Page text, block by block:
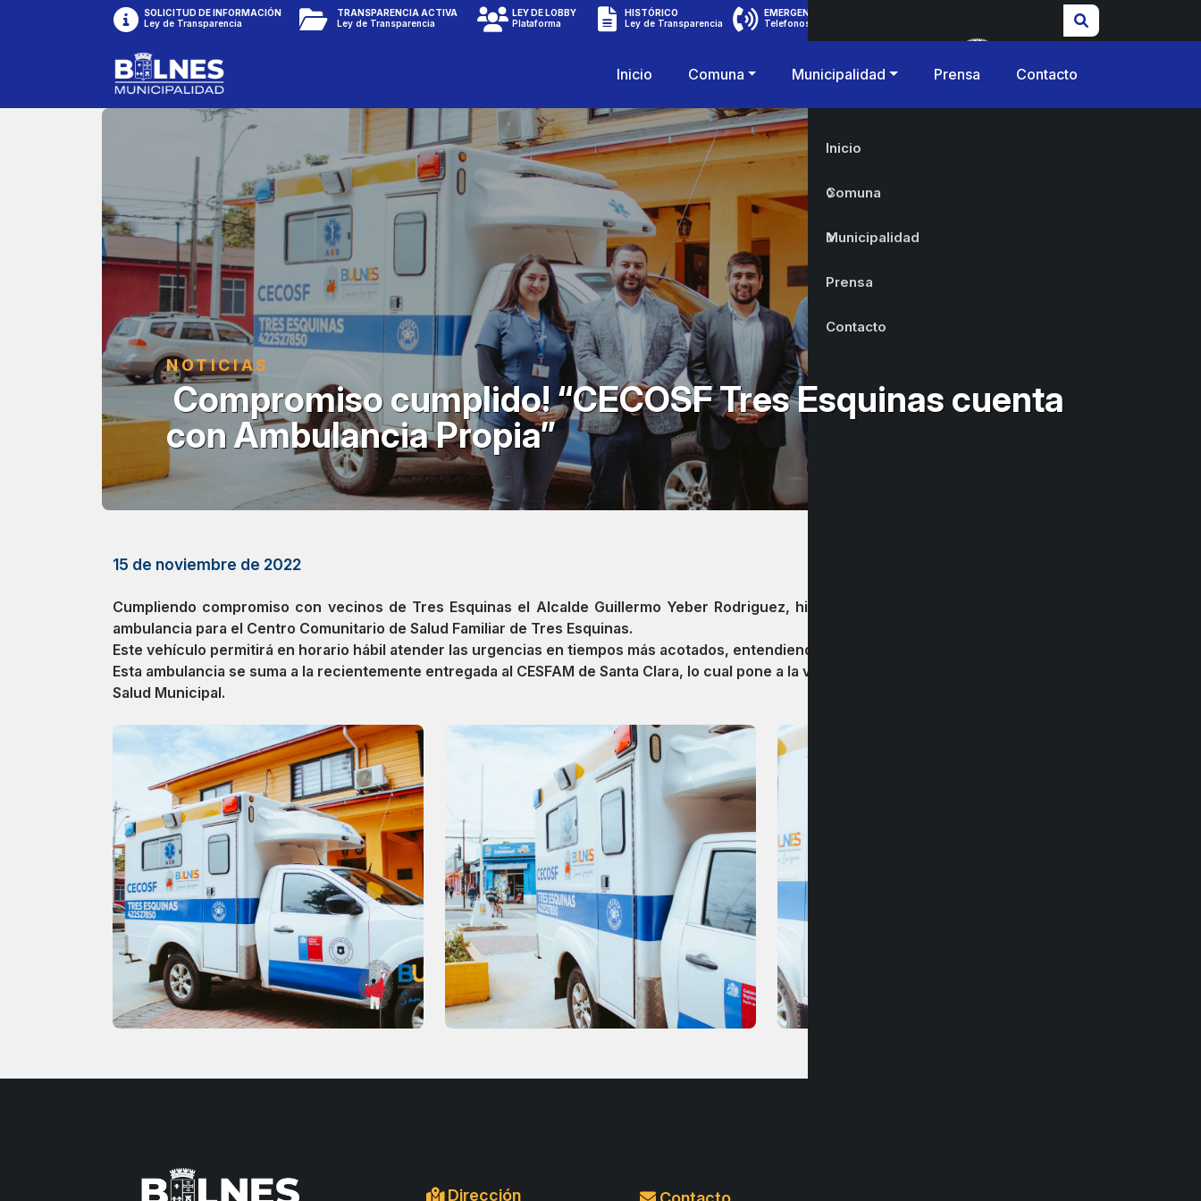
SOLICITUD DE INFORMACIÓN
Ley de Transparencia
TRANSPARENCIA ACTIVA
Ley de Transparencia
LEY DE LOBBY
Plataforma
HISTÓRICO
Ley de Transparencia
EMERGENCIAS
Telefonos
Inicio Comuna Municipalidad Prensa Contacto
NOTICIAS
Compromiso cumplido! “CECOSF Tres Esquinas cuenta
con Ambulancia Propia”
15 de noviembre de 2022
Cumpliendo compromiso con vecinos de Tres Esquinas el Alcalde Guillermo Yeber Rodriguez, hizo entrega el día de hoy lunes, de una
ambulancia para el Centro Comunitario de Salud Familiar de Tres Esquinas.
Este vehículo permitirá en horario hábil atender las urgencias en tiempos más acotados, entendiendo lo vital que esto puede ser.
Esta ambulancia se suma a la recientemente entregada al CESFAM de Santa Clara, lo cual pone a la vanguardia regional nuestros centros de
Salud Municipal.
Dirección
Inicio
Comuna
Municipalidad
Prensa
Contacto